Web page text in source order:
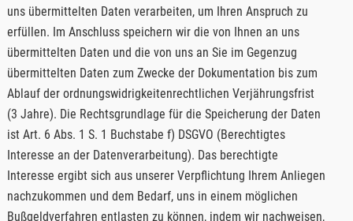
uns übermittelten Daten verarbeiten, um Ihren Anspruch zu
erfüllen. Im Anschluss speichern wir die von Ihnen an uns
übermittelten Daten und die von uns an Sie im Gegenzug
übermittelten Daten zum Zwecke der Dokumentation bis zum
Ablauf der ordnungswidrigkeitenrechtlichen Verjährungsfrist
(3 Jahre). Die Rechtsgrundlage für die Speicherung der Daten
ist Art. 6 Abs. 1 S. 1 Buchstabe f) DSGVO (Berechtigtes
Interesse an der Datenverarbeitung). Das berechtigte
Interesse ergibt sich aus unserer Verpflichtung Ihrem Anliegen
nachzukommen und dem Bedarf, uns in einem möglichen
Bußgeldverfahren entlasten zu können, indem wir nachweisen,